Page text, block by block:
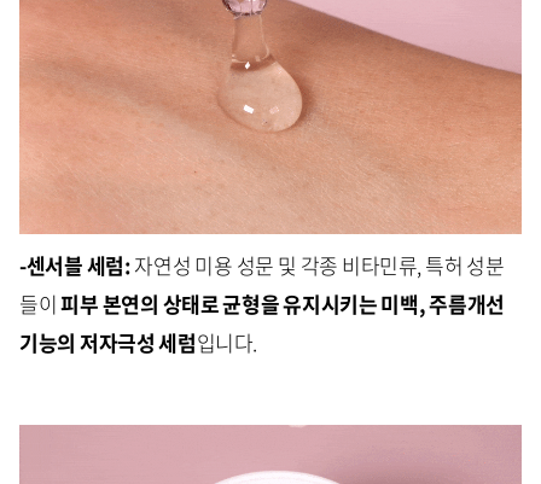
-센서블 세럼:자연성 미용 성문 및 각종 비타민류, 특허 성분
들이피부 본연의 상태로 균형을 유지시키는 미백, 주름개선
기능의 저자극성 세럼입니다.